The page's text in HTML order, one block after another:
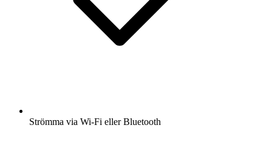
Strömma via Wi-Fi eller Bluetooth